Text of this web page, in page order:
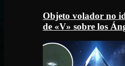
Objeto volador no
de «V» sobre los